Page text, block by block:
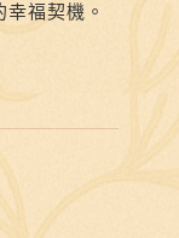
福契機。